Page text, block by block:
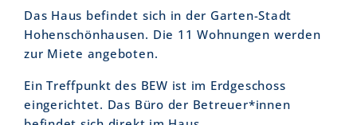
Das Haus befindet sich in der Garten-Stadt
Hohenschönhausen. Die 11 Wohnungen werden
zur Miete angeboten.
Ein Treffpunkt des BEW ist im Erdgeschoss
eingerichtet. Das Büro der Betreuer*innen